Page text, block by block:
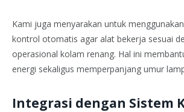
Kami juga menyarakan untuk
kontrol otomatis agar alat bekerja sesuai
operasional kolam renang. Hal ini
energi sekaligus memperpanjang umur
Integrasi dengan Sistem